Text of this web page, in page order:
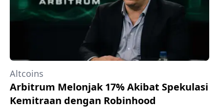
Altcoins
Arbitrum Melonjak 17% Akibat Spekulasi
Kemitraan dengan Robinhood